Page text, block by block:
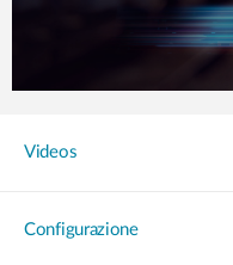
Videos
Configurazione